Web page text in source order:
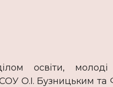
освіти,
О.І. Бузницьким